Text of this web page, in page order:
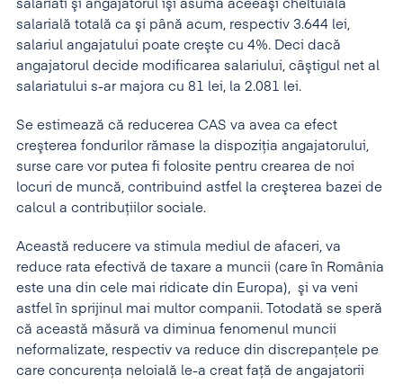
salariati şi angajatorul îşi asumă aceeaşi cheltuială
salarială totală ca şi până acum, respectiv 3.644 lei,
salariul angajatului poate creşte cu 4%. Deci dacă
angajatorul decide modificarea salariului, câştigul net al
salariatului s-ar majora cu 81 lei, la 2.081 lei.
Se estimează că reducerea CAS va avea ca efect
creşterea fondurilor rămase la dispoziţia angajatorului,
surse care vor putea fi folosite pentru crearea de noi
locuri de muncă, contribuind astfel la creşterea bazei de
calcul a contribuţiilor sociale.
Această reducere va stimula mediul de afaceri, va
reduce rata efectivă de taxare a muncii (care în România
este una din cele mai ridicate din Europa), şi va veni
astfel în sprijinul mai multor companii. Totodată se speră
că această măsură va diminua fenomenul muncii
neformalizate, respectiv va reduce din discrepanţele pe
care concurenţa neloială le-a creat faţă de angajatorii